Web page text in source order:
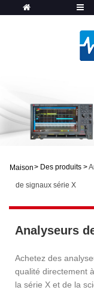
Maison> Des produits >
de signaux série X
Analyseurs
Achetez des
qualité directement
la série X et de la